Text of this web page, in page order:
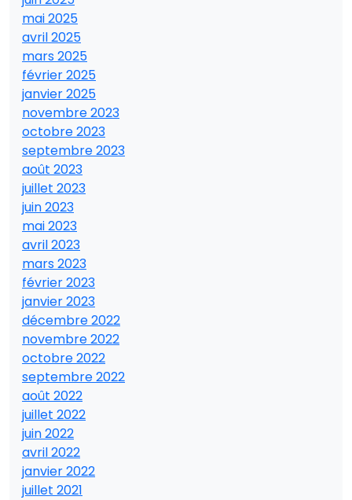
mai 2025
avril 2025
mars 2025
février 2025
janvier 2025
novembre 2023
octobre 2023
septembre 2023
août 2023
juillet 2023
juin 2023
mai 2023
avril 2023
mars 2023
février 2023
janvier 2023
décembre 2022
novembre 2022
octobre 2022
septembre 2022
août 2022
juillet 2022
juin 2022
avril 2022
janvier 2022
juillet 2021